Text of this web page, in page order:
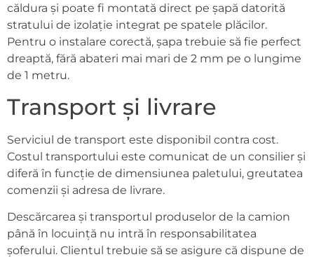
căldura și poate fi montată direct pe șapă datorită
stratului de izolație integrat pe spatele plăcilor.
Pentru o instalare corectă, șapa trebuie să fie perfect
dreaptă, fără abateri mai mari de 2 mm pe o lungime
de 1 metru.
Transport și livrare
Serviciul de transport este disponibil contra cost.
Costul transportului este comunicat de un consilier și
diferă în funcție de dimensiunea paletului, greutatea
comenzii și adresa de livrare.
Descărcarea și transportul produselor de la camion
până în locuință nu intră în responsabilitatea
șoferului. Clientul trebuie să se asigure că dispune de